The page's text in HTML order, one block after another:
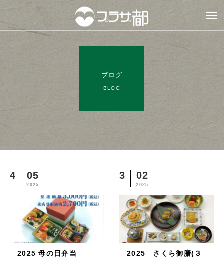
ブログ
BLOG
4 05
2025
2025 母の日弁当
3 02
2025
2025 さくら御膳(３